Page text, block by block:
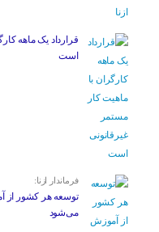
قرارداد یک ماهه
است
فرماندار ازنا:
توسعه هر کشور از
می‌شود